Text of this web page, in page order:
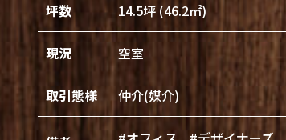
坪数 14.5坪 (46.2㎡)
現況 空室
取引態様 仲介(媒介)